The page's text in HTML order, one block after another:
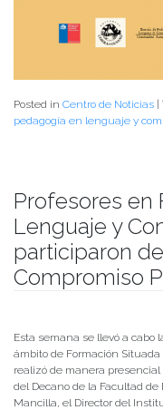
Posted in Centro de Noticias
pedagogía en lenguaje y
Profesores en
Lenguaje y
participaron
Compromiso
Esta semana se llevó a cabo
ámbito de Formación
realizó de manera presencial
del Decano de la Facultad
Mancilla, el Director del